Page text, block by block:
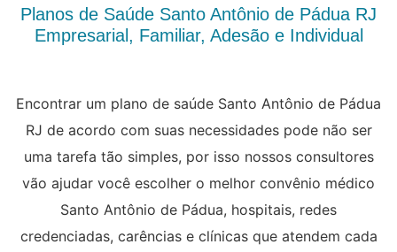
Planos de Saúde Santo Antônio de Pádua RJ
Empresarial, Familiar, Adesão e Individual
Encontrar um plano de saúde Santo Antônio de Pádua
RJ de acordo com suas necessidades pode não ser
uma tarefa tão simples, por isso nossos consultores
vão ajudar você escolher o melhor convênio médico
Santo Antônio de Pádua, hospitais, redes
credenciadas, carências e clínicas que atendem cada